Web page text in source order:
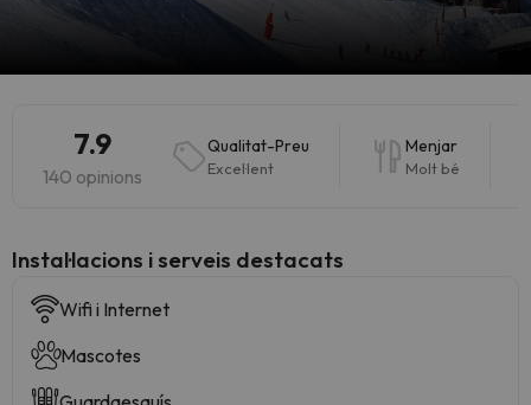
7.9
140 opinions
Qualitat-Preu
Excel·lent
Menjar
Molt bé
Instal·lacions i serveis destacats
Wifi i Internet
Mascotes